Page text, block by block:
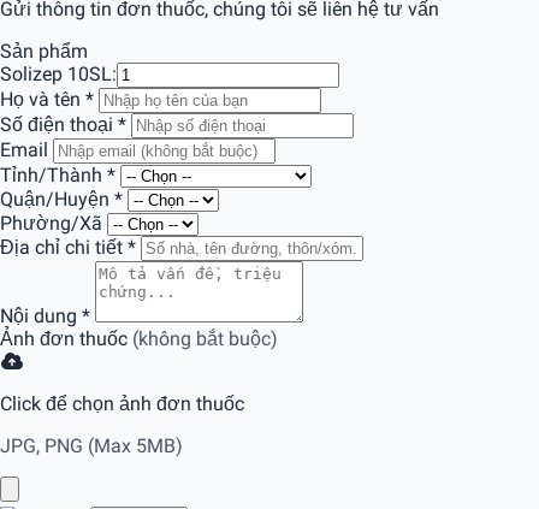
Gửi thông tin đơn thuốc, chúng tôi sẽ liên hệ tư vấn
Sản phẩm
Solizep 10SL:
Họ và tên *
Số điện thoại *
Email
Tỉnh/Thành *
Quận/Huyện *
Phường/Xã
Địa chỉ chi tiết *
Nội dung *
Ảnh đơn thuốc (không bắt buộc)
Click để chọn ảnh đơn thuốc
JPG, PNG (Max 5MB)